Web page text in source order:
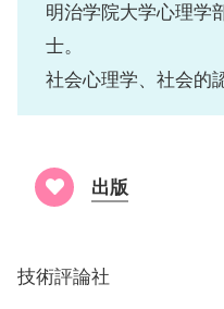
明治学院大学心理学
士。
社会心理学、社会的
出版
技術評論社